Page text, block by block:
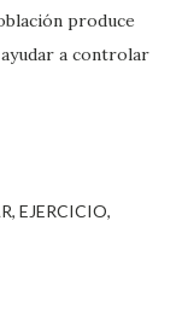
produce
a controlar
EJERCICIO